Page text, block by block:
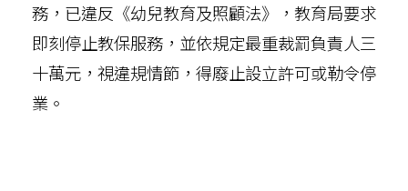
務，已違反《幼兒教育及照顧法》，教育局要求
即刻停止教保服務，並依規定最重裁罰負責人三
十萬元，視違規情節，得廢止設立許可或勒令停
業。